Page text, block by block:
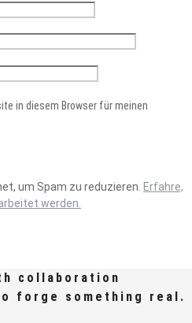
in diesem Browser für meinen
um Spam zu reduzieren. Erfahre,
werden.
collaboration
forge something real.